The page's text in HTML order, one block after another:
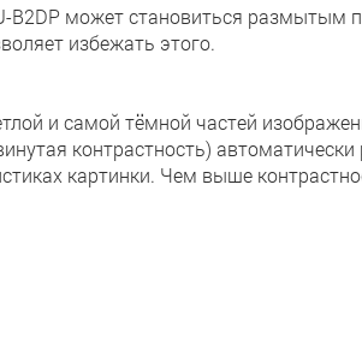
может становиться размытым
избежать этого.
и самой тёмной частей
контрастность) автоматически
картинки. Чем выше